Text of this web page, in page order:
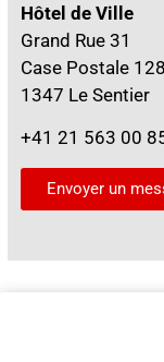
Hôtel de Ville
Grand Rue 31
Case Postale 128
1347 Le Sentier
+41 21 563 00
Envoyer un